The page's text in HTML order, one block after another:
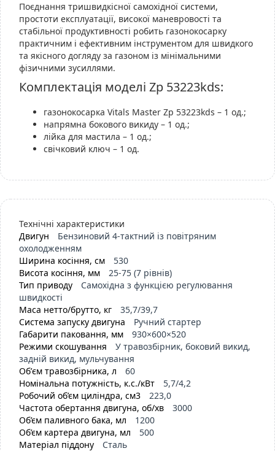
Поєднання тришвидкісної самохідної системи,
простоти експлуатації, високої маневровості та
стабільної продуктивності робить газонокосарку
практичним і ефективним інструментом для швидкого
та якісного догляду за газоном із мінімальними
фізичними зусиллями.
Комплектація моделі Zp 53223kds:
газонокосарка Vitals Master Zp 53223kds – 1 од.;
напрямна бокового викиду – 1 од.;
лійка для мастила – 1 од.;
свічковий ключ – 1 од.
Технічні характеристики
Двигун
Бензиновий 4-тактний із повітряним
охолодженням
Ширина косіння, см
530
Висота косіння, мм
25-75 (7 рівнів)
Тип приводу
Самохідна з функцією регулювання
швидкості
Маса нетто/брутто, кг
35,7/39,7
Система запуску двигуна
Ручний стартер
Габарити паковання, мм
930×600×520
Режими скошування
У травозбірник, боковий викид,
задній викид, мульчування
Обʼєм травозбірника, л
60
Номінальна потужність, к.с./кВт
5,7/4,2
Робочий об’єм циліндра, см3
223,0
Частота обертання двигуна, об/хв
3000
Об’єм паливного бака, мл
1200
Об’єм картера двигуна, мл
500
Матеріал піддону
Сталь